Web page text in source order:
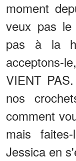
moment
veux pas le
pas à la
acceptons-
VIENT
nos
comment
mais
Jessica en